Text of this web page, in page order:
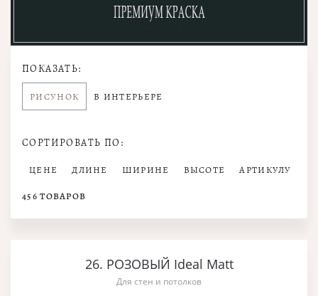
ПОКАЗАТЬ:
РИСУНОК В ИНТЕРЬЕРЕ
СОРТИРОВАТЬ ПО:
ЦЕНЕ ДЛИНЕ ШИРИНЕ ВЫСОТЕ АРТИКУЛУ
456 ТОВАРОВ
26. РОЗОВЫЙ Ideal Matt
Для стен и потолков